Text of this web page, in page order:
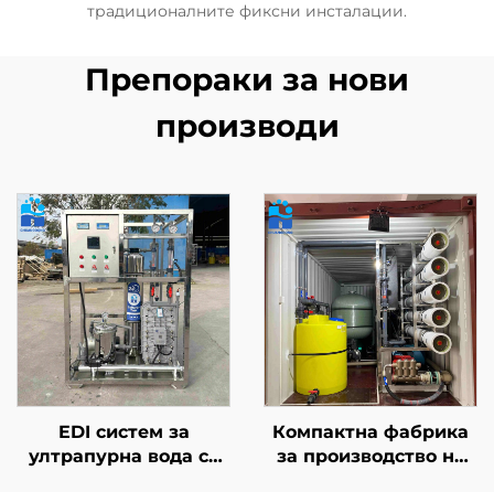
традиционалните фиксни инсталации.
Препораки за нови
производи
EDI систем за
ултрапурна вода со
Компактна фабрика
за производство на